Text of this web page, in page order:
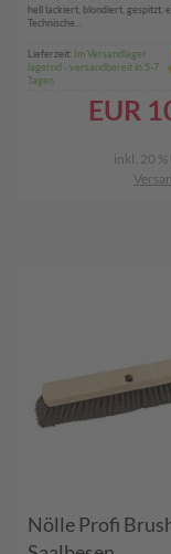
hell lackiert, blondiert, gespitzt,
Technische...
Lieferzeit: Im Versandlager
lagernd - versandbereit in 5-7
Tagen
EUR
inkl. 20 %
Nölle Profi